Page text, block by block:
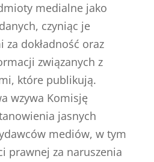
medialne jako
czyniąc je
dokładność oraz
związanych z
które publikują.
wzywa Komisję
jasnych
mediów, w tym
prawnej za naruszenia